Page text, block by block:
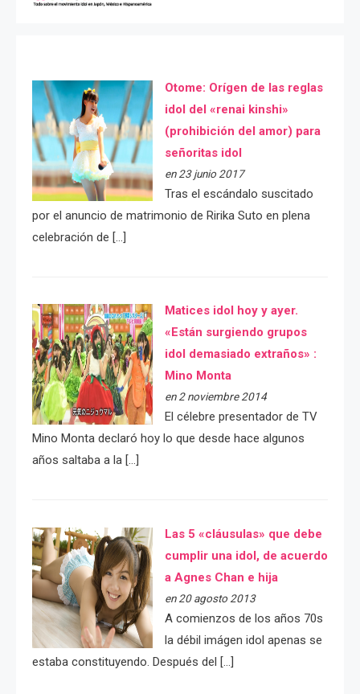
Otome: Orígen de las reglas
idol del «renai kinshi»
(prohibición del amor) para
señoritas idol
en 23 junio 2017
Tras el escándalo suscitado
por el anuncio de matrimonio de Ririka Suto en plena
celebración de […]
Matices idol hoy y ayer.
«Están surgiendo grupos
idol demasiado extraños» :
Mino Monta
en 2 noviembre 2014
El célebre presentador de TV
Mino Monta declaró hoy lo que desde hace algunos
años saltaba a la […]
Las 5 «cláusulas» que debe
cumplir una idol, de acuerdo
a Agnes Chan e hija
en 20 agosto 2013
A comienzos de los años 70s
la débil imágen idol apenas se
estaba constituyendo. Después del […]